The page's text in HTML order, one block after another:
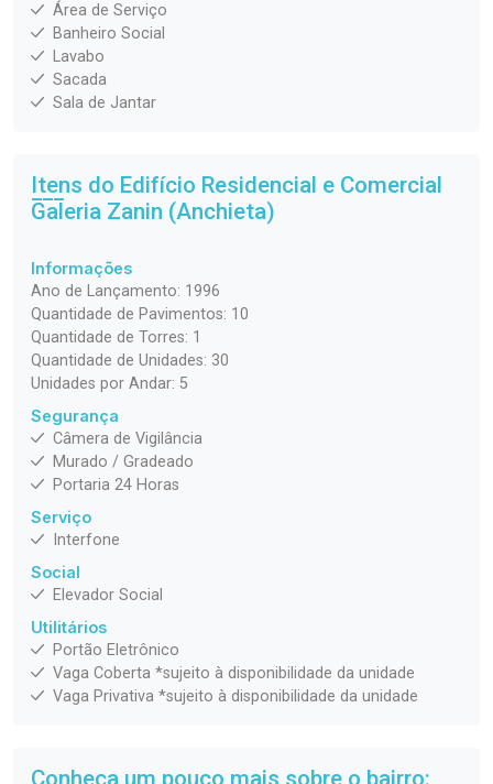
Área de Serviço
Banheiro Social
Lavabo
Sacada
Sala de Jantar
Itens do Edifício Residencial e Comercial
Galeria Zanin (Anchieta)
Informações
Ano de Lançamento: 1996
Quantidade de Pavimentos: 10
Quantidade de Torres: 1
Quantidade de Unidades: 30
Unidades por Andar: 5
Segurança
Câmera de Vigilância
Murado / Gradeado
Portaria 24 Horas
Serviço
Interfone
Social
Elevador Social
Utilitários
Portão Eletrônico
Vaga Coberta *sujeito à disponibilidade da unidade
Vaga Privativa *sujeito à disponibilidade da unidade
Conheça um pouco mais sobre o bairro: